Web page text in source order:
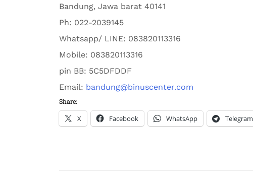
Bandung, Jawa barat 40141
Ph: 022-2039145
Whatsapp/ LINE: 083820113316
Mobile: 083820113316
pin BB: 5C5DFDDF
Email: bandung@binuscenter.com
Share:
X Facebook WhatsApp Telegram